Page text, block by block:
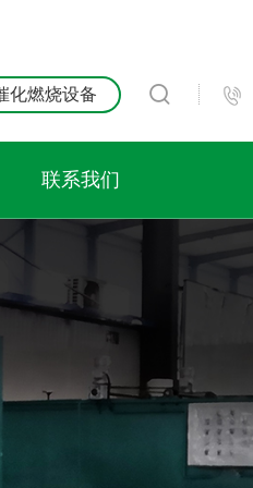
化燃烧设备 
联系我们